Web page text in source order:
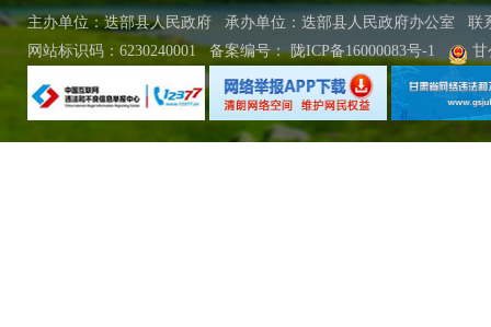
主办单位：迭部县人民政府 承办单位：迭部县人民政府办公室 联
网站标识码：6230240001
备案编号： 陇ICP备16000083号-1 甘